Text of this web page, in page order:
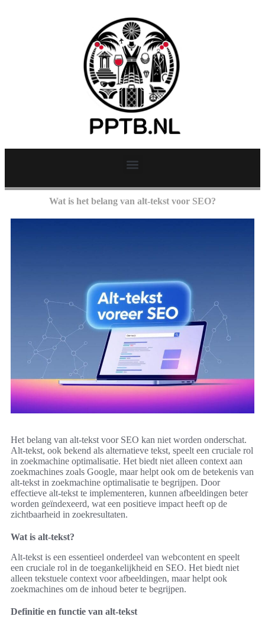
Wat is het belang van alt-tekst voor SEO?
Het belang van alt-tekst voor SEO kan niet worden onderschat.
Alt-tekst, ook bekend als alternatieve tekst, speelt een cruciale rol
in zoekmachine optimalisatie. Het biedt niet alleen context aan
zoekmachines zoals Google, maar helpt ook om de betekenis van
alt-tekst in zoekmachine optimalisatie te begrijpen. Door
effectieve alt-tekst te implementeren, kunnen afbeeldingen beter
worden geïndexeerd, wat een positieve impact heeft op de
zichtbaarheid in zoekresultaten.
Wat is alt-tekst?
Alt-tekst is een essentieel onderdeel van webcontent en speelt
een cruciale rol in de toegankelijkheid en SEO. Het biedt niet
alleen tekstuele context voor afbeeldingen, maar helpt ook
zoekmachines om de inhoud beter te begrijpen.
Definitie en functie van alt-tekst